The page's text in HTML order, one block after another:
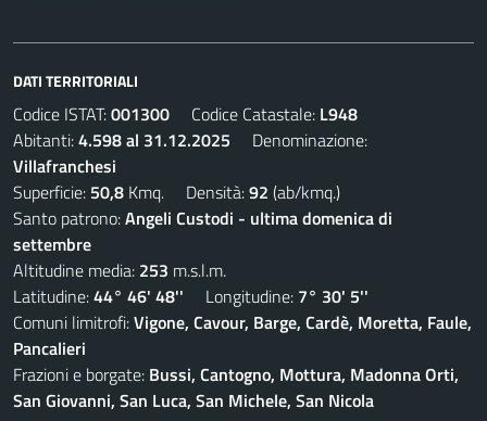
DATI TERRITORIALI
Codice ISTAT:001300 Codice Catastale: L948
Abitanti:4.598 al 31.12.2025 Denominazione:
Villafranchesi
Superficie: 50,8 Kmq. Densità:92 (ab/kmq.)
Santo patrono:Angeli Custodi - ultima domenica di
settembre
Altitudine media: 253 m.s.l.m.
Latitudine:44° 46' 48'' Longitudine: 7° 30' 5''
Comuni limitrofi:Vigone, Cavour, Barge, Cardè, Moretta, Faule,
Pancalieri
Frazioni e borgate: Bussi, Cantogno, Mottura, Madonna Orti,
San Giovanni, San Luca, San Michele, San Nicola